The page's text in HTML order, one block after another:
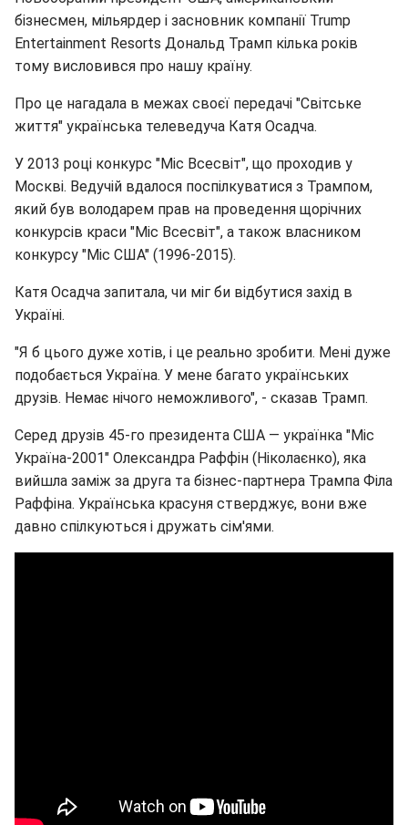
бізнесмен, мільярдер і засновник компанії Trump
Entertainment Resorts Дональд Трамп кілька років
тому висловився про нашу країну.
Про це нагадала в межах своєї передачі "Світське
життя" українська телеведуча Катя Осадча.
У 2013 році конкурс "Міс Всесвіт", що проходив у
Москві. Ведучій вдалося поспілкуватися з Трампом,
який був володарем прав на проведення щорічних
конкурсів краси "Міс Всесвіт", а також власником
конкурсу "Міс США" (1996-2015).
Катя Осадча запитала, чи міг би відбутися захід в
Україні.
"Я б цього дуже хотів, і це реально зробити. Мені дуже
подобається Україна. У мене багато українських
друзів. Немає нічого неможливого", - сказав Трамп.
Серед друзів 45-го президента США — українка "Міс
Україна-2001" Олександра Раффін (Ніколаєнко), яка
вийшла заміж за друга та бізнес-партнера Трампа Філа
Раффіна. Українська красуня стверджує, вони вже
давно спілкуються і дружать сім'ями.